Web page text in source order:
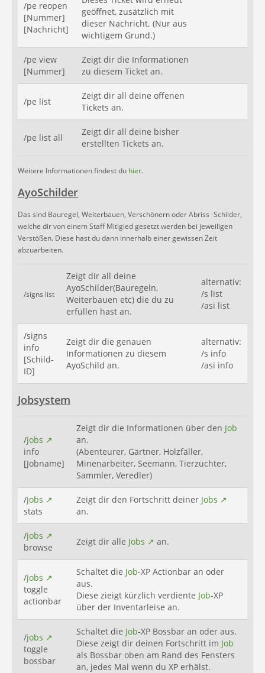
/pe reopen
[Nummer]
[Nachricht]
geöffnet, zusätzlich mit
dieser Nachricht. (Nur aus
wichtigem Grund.)
/pe view
[Nummer]
Zeigt dir die Informationen
zu diesem Ticket an.
/pe list
Zeigt dir all deine offenen
Tickets an.
/pe list all
Zeigt dir all deine bisher
erstellten Tickets an.
Weitere Informationen findest du hier.
AyoSchilder
Das sind Bauregel, Weiterbauen, Verschönern oder Abriss -Schilder,
welche dir von einem Staff Mitlgied gesetzt werden bei jeweiligen
Verstößen. Diese hast du dann innerhalb einer gewissen Zeit
abzuarbeiten.
/signs list
Zeigt dir all deine
AyoSchilder(Bauregeln,
Weiterbauen etc) die du zu
erfüllen hast an.
alternativ:
/s list
/asi list
/signs
info
[Schild-
ID]
Zeigt dir die genauen
Informationen zu diesem
AyoSchild an.
alternativ:
/s info
/asi info
Jobsystem
/jobs
info
[Jobname]
Zeigt dir die Informationen über den Job
an.
(Abenteurer, Gärtner, Holzfäller,
Minenarbeiter, Seemann, Tierzüchter,
Sammler, Veredler)
/jobs
stats
Zeigt dir den Fortschritt deiner Jobs
an.
/jobs
browse
Zeigt dir alle Jobs an.
/jobs
toggle
actionbar
Schaltet die Job-XP Actionbar an oder
aus.
Diese zieigt kürzlich verdiente Job-XP
über der Inventarleise an.
/jobs
toggle
bossbar
Schaltet die Job-XP Bossbar an oder aus.
Diese zeigt dir deinen Fortschritt im Job
als Bossbar oben am Rand des Fensters
an, jedes Mal wenn du XP erhälst.